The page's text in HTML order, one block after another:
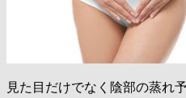
見た目だけでなく陰部の蒸れ